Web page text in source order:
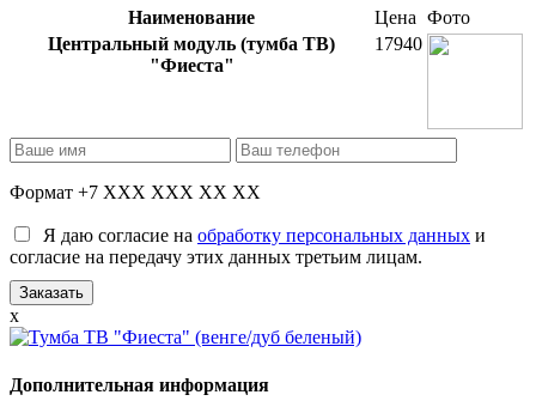
Наименование Цена Фото
Центральный модуль (тумба ТВ)
"Фиеста"
17940
Формат +7 XXX XXX XX XX
Я даю согласие на обработку персональных данных и
согласие на передачу этих данных третьим лицам.
x
Дополнительная информация